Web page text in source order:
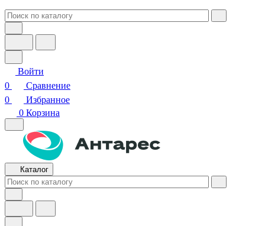
Войти
0
Сравнение
0
Избранное
0 Корзина
Каталог